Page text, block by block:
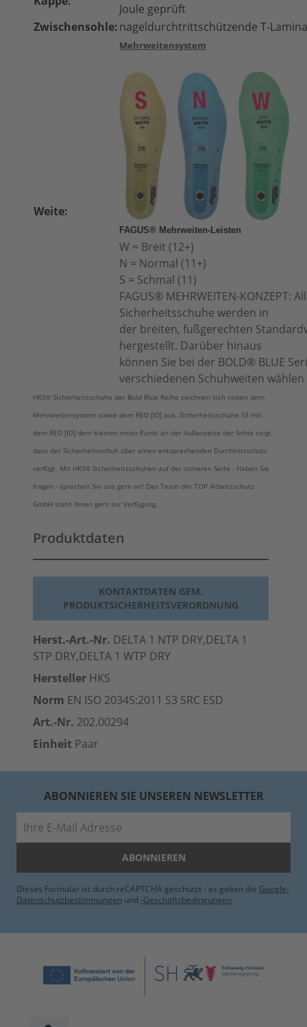
Joule geprüft
Zwischensohle:nageldurchtrittschützende T-
Weite:
Mehrweitensystem
FAGUS® Mehrweiten-Leisten
W = Breit (12+)
N = Normal (11+)
S = Schmal (11)
FAGUS® MEHRWEITEN-KONZEPT:
Sicherheitsschuhe werden in
der breiten, fußgerechten
hergestellt. Darüber hinaus
können Sie bei der BOLD® BLUE
verschiedenen Schuhweiten
HKS® Sicherheitsschuhe der Bold Blue Reihe zeichnen sich neben dem
Mehrweitensystem sowie dem RED [ID] aus. Sicherheitsschuhe S3 mit
dem RED [ID] dem kleinen roten Punkt an der Außenseite der Sohle zeigt,
dass der Sicherheitsschuh über einen entsprechenden Durchtrittschutz
verfügt. Mit HKS® Sicherheitsschuhen auf der sicheren Seite - Haben Sie
fragen - sprechen Sie uns gern an! Das Team der TOP Arbeitsschutz
GmbH steht Ihnen gern zur Verfügung.
Produktdaten
KONTAKTDATEN GEM.
PRODUKTSICHERHEITSVERORDNUNG
Herst.-Art.-Nr. DELTA 1 NTP DRY,DELTA 1
STP DRY,DELTA 1 WTP DRY
Hersteller HKS
Norm EN ISO 20345:2011 S3 SRC ESD
Art.-Nr. 202.00294
Einheit Paar
ABONNIEREN SIE UNSEREN NEWSLETTER
ABONNIEREN
Dieses Formular ist durch reCAPTCHA geschützt - es gelten die Google-
Datenschutzbestimmungen und -Geschäftsbedingungen.